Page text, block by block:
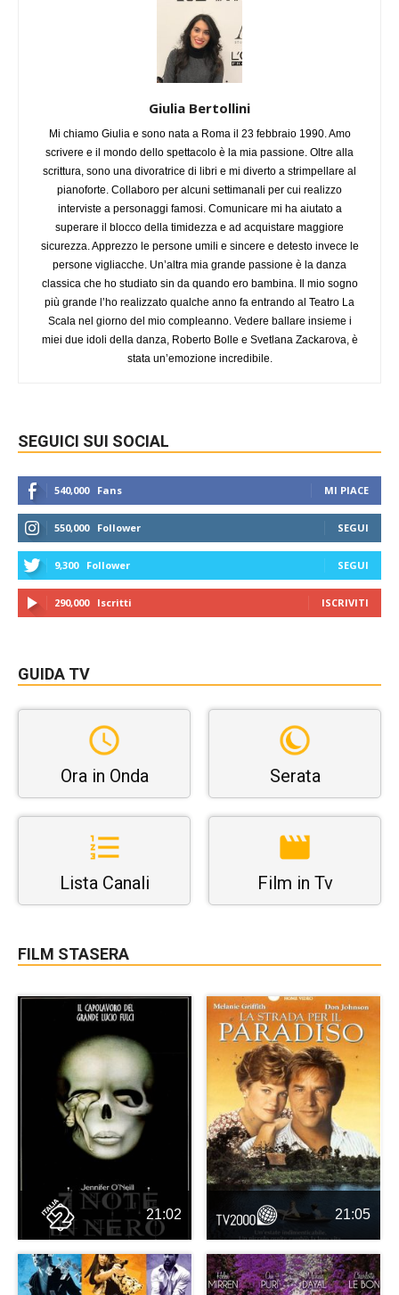
Giulia Bertollini
Mi chiamo Giulia e sono nata a Roma il 23 febbraio 1990. Amo
scrivere e il mondo dello spettacolo è la mia passione. Oltre alla
scrittura, sono una divoratrice di libri e mi diverto a strimpellare al
pianoforte. Collaboro per alcuni settimanali per cui realizzo
interviste a personaggi famosi. Comunicare mi ha aiutato a
superare il blocco della timidezza e ad acquistare maggiore
sicurezza. Apprezzo le persone umili e sincere e detesto invece le
persone vigliacche. Un’altra mia grande passione è la danza
classica che ho studiato sin da quando ero bambina. Il mio sogno
più grande l’ho realizzato qualche anno fa entrando al Teatro La
Scala nel giorno del mio compleanno. Vedere ballare insieme i
miei due idoli della danza, Roberto Bolle e Svetlana Zackarova, è
stata un’emozione incredibile.
SEGUICI SUI SOCIAL
540,000 Fans MI PIACE
550,000 Follower SEGUI
9,300 Follower SEGUI
290,000 Iscritti ISCRIVITI
GUIDA TV
Ora in Onda Serata
Lista Canali Film in Tv
FILM STASERA
21:02 21:05